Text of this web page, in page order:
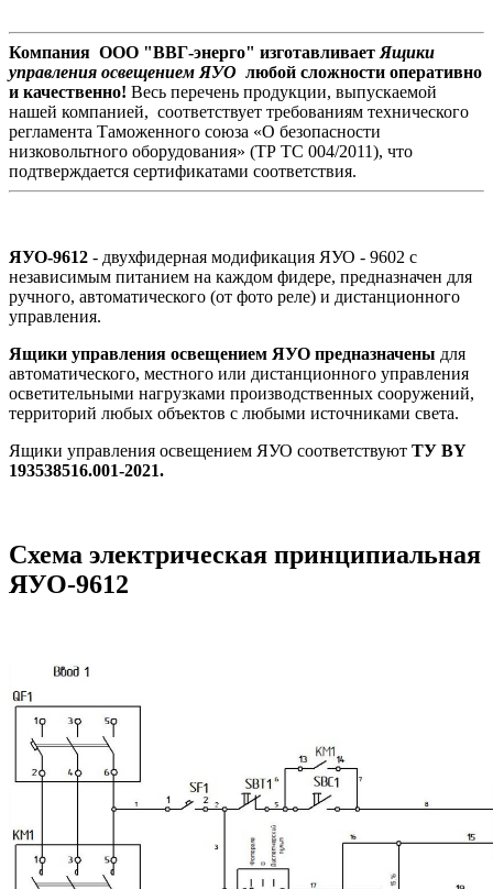
Компания ООО "ВВГ-энерго" изготавливает Ящики
управления освещением ЯУО любой сложности оперативно
и качественно! Весь перечень продукции, выпускаемой
нашей компанией, соответствует требованиям технического
регламента Таможенного союза «О безопасности
низковольтного оборудования» (ТР ТС 004/2011), что
подтверждается сертификатами соответствия.
ЯУО-9612 - двухфидерная модификация ЯУО - 9602 с
независимым питанием на каждом фидере, предназначен для
ручного, автоматического (от фото реле) и дистанционного
управления.
Ящики управления освещением ЯУО предназначены для
автоматического, местного или дистанционного управления
осветительными нагрузками производственных сооружений,
территорий любых объектов с любыми источниками света.
Ящики управления освещением ЯУО соответствуют ТУ BY
193538516.001-2021.
Схема электрическая принципиальная
ЯУО-9612